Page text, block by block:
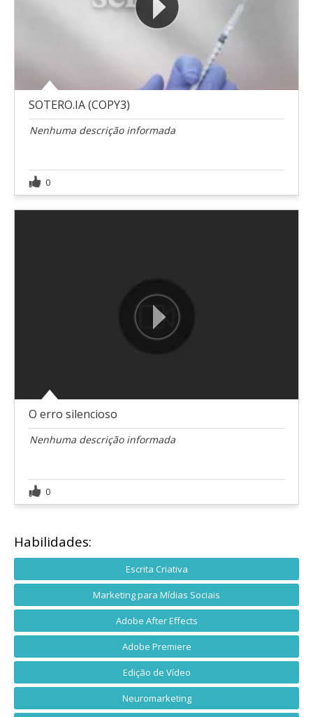
SOTERO.IA (COPY3)
Nenhuma descrição informada
0
O erro silencioso
Nenhuma descrição informada
0
Habilidades:
Escrita Criativa
Marketing para Mídias Sociais
Adobe After Effects
Adobe Premiere
Edição de Vídeo
Neuromarketing